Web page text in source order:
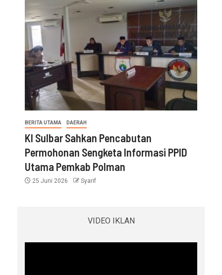
BERITA UTAMA DAERAH
KI Sulbar Sahkan Pencabutan
Permohonan Sengketa Informasi PPID
Utama Pemkab Polman
25 Juni 2026 Syarif
VIDEO IKLAN